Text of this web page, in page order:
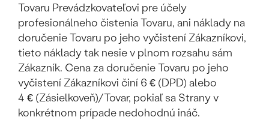
Tovaru Prevádzkovateľovi pre účely
profesionálneho čistenia Tovaru, ani náklady na
doručenie Tovaru po jeho vyčistení Zákazníkovi,
tieto náklady tak nesie v plnom rozsahu sám
Zákazník. Cena za doručenie Tovaru po jeho
vyčistení Zákazníkovi činí 6 € (DPD) alebo
4 € (Zásielkoveň)/Tovar, pokiaľ sa Strany v
konkrétnom prípade nedohodnú ináč.